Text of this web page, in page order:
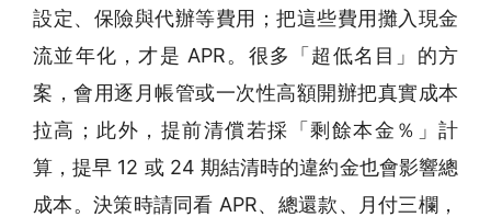
設定、保險與代辦等費用；把這些費用攤入現金
流並年化，才是 APR。很多「超低名目」的方
案，會用逐月帳管或一次性高額開辦把真實成本
拉高；此外，提前清償若採「剩餘本金％」計
算，提早 12 或 24 期結清時的違約金也會影響總
成本。決策時請同看 APR、總還款、月付三欄，